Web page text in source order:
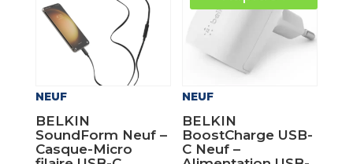
NEUF
BELKIN
SoundForm Neuf –
Casque-Micro
NEUF
BELKIN
BoostCharge USB-
C Neuf –